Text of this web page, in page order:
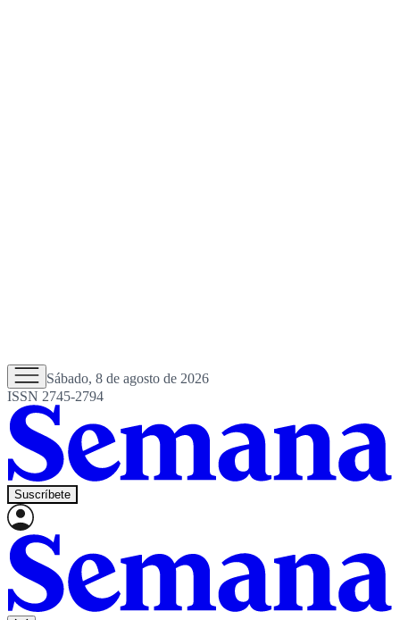
Sábado, 8 de agosto de 2026
ISSN 2745-2794
Suscríbete